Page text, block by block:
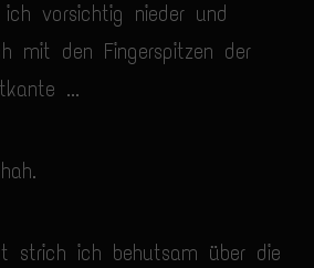
vorsichtig nieder und
mit den Fingerspitzen der
...
strich ich behutsam über die